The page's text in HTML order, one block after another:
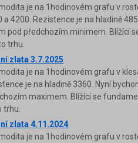
je na 1hodinovém grafu v
a 4200. Rezistence je na hladině
pod předchozím minimem. Blížící
trhu.
zlata 3.7.2025
je na 1hodinovém grafu v
je na hladině 3360. Nyní
maximem. Blížící se
trhu.
zlata 4.11.2024
je na 1hodinovém grafu v